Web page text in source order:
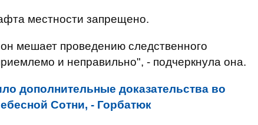
местности запрещено.
мешает проведению следственного
и неправильно", - подчеркнула она.
дополнительные доказательства во
Сотни, - Горбатюк